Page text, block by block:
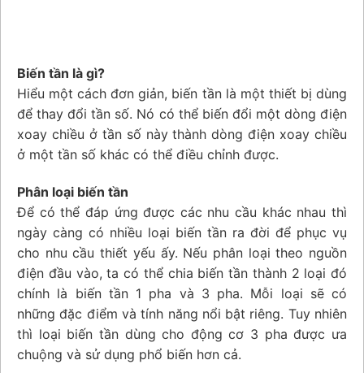
Biến tần là gì?
Hiểu một cách đơn giản, biến tần là một thiết bị dùng
để thay đổi tần số. Nó có thể biến đổi một dòng điện
xoay chiều ở tần số này thành dòng điện xoay chiều
ở một tần số khác có thể điều chỉnh được.
Phân loại biến tần
Để có thể đáp ứng được các nhu cầu khác nhau thì
ngày càng có nhiều loại biến tần ra đời để phục vụ
cho nhu cầu thiết yếu ấy. Nếu phân loại theo nguồn
điện đầu vào, ta có thể chia biến tần thành 2 loại đó
chính là biến tần 1 pha và 3 pha. Mỗi loại sẽ có
những đặc điểm và tính năng nổi bật riêng. Tuy nhiên
thì loại biến tần dùng cho động cơ 3 pha được ưa
chuộng và sử dụng phổ biến hơn cả.